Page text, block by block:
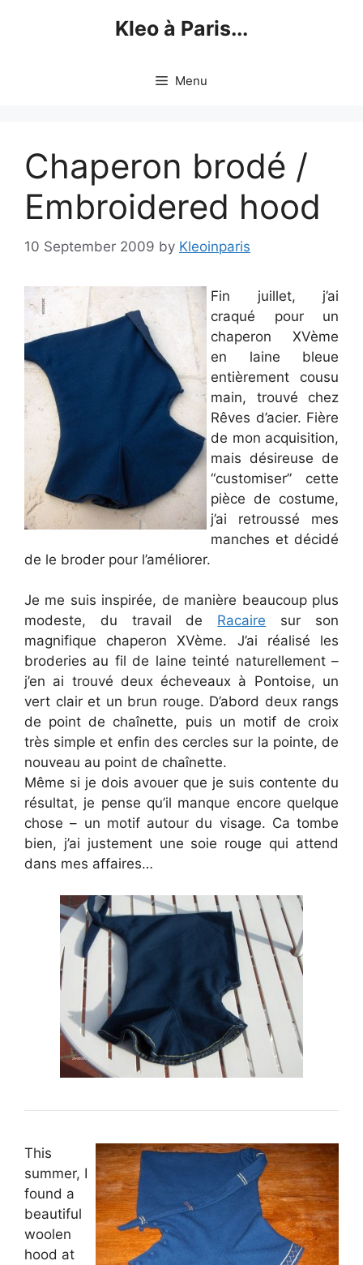
Kleo à Paris...
Menu
Chaperon brodé /
Embroidered hood
10 September 2009 by Kleoinparis
Fin juillet, j’ai
craqué pour un
chaperon XVème
en laine bleue
entièrement cousu
main, trouvé chez
Rêves d’acier. Fière
de mon acquisition,
mais désireuse de
“customiser” cette
pièce de costume,
j’ai retroussé mes
manches et décidé
de le broder pour l’améliorer.
Je me suis inspirée, de manière beaucoup plus
modeste, du travail de Racaire sur son
magnifique chaperon XVème. J’ai réalisé les
broderies au fil de laine teinté naturellement –
j’en ai trouvé deux écheveaux à Pontoise, un
vert clair et un brun rouge. D’abord deux rangs
de point de chaînette, puis un motif de croix
très simple et enfin des cercles sur la pointe, de
nouveau au point de chaînette.
Même si je dois avouer que je suis contente du
résultat, je pense qu’il manque encore quelque
chose – un motif autour du visage. Ca tombe
bien, j’ai justement une soie rouge qui attend
dans mes affaires…
This
summer, I
found a
beautiful
woolen
hood at